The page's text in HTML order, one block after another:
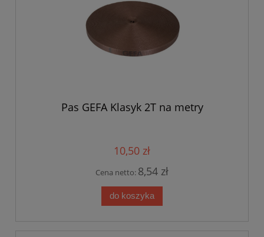
Pas GEFA Klasyk 2T na metry
10,50 zł
Cena netto: 8,54 zł
do koszyka